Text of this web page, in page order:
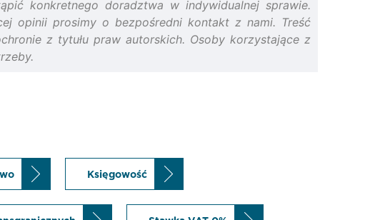
konkretnego doradztwa w indywidualnej sprawie.
opinii prosimy o bezpośredni kontakt z nami. Treść
z tytułu praw autorskich. Osoby korzystające z
Księgowość